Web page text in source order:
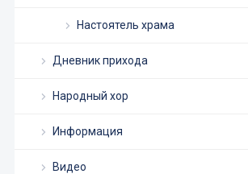
Настоятель храма
Дневник прихода
Народный хор
Информация
Видео